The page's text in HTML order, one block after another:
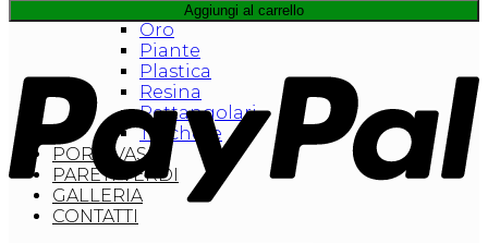
Oro
Piante
Plastica
Resina
Rettangolari
Turchese
PORTAVASI
PARETI VERDI
GALLERIA
CONTATTI
Aggiungi al carrello